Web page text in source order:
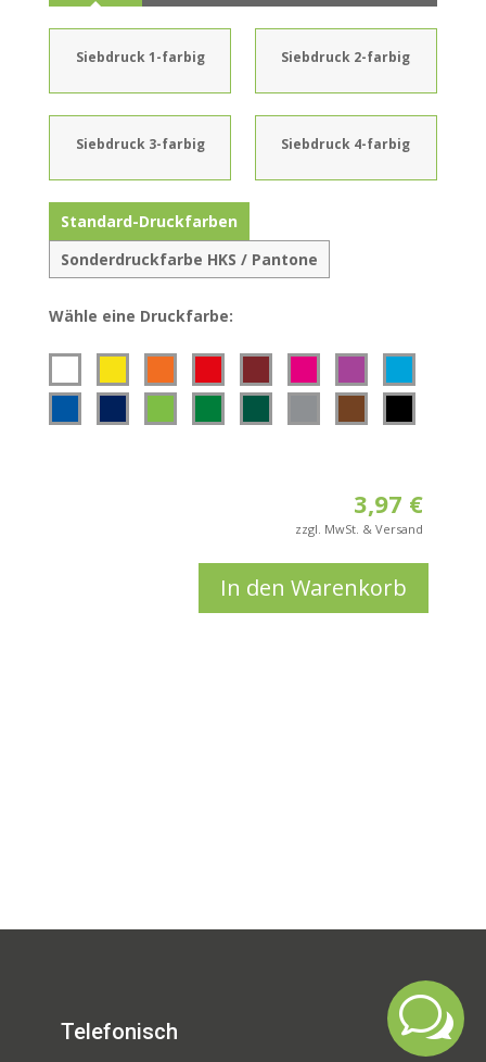
Siebdruck 1-farbig Siebdruck 2-farbig
Siebdruck 3-farbig Siebdruck 4-farbig
Standard-Druckfarben
Sonderdruckfarbe HKS / Pantone
Wähle eine Druckfarbe:
3,97 €
In den Warenkorb
Telefonisch w